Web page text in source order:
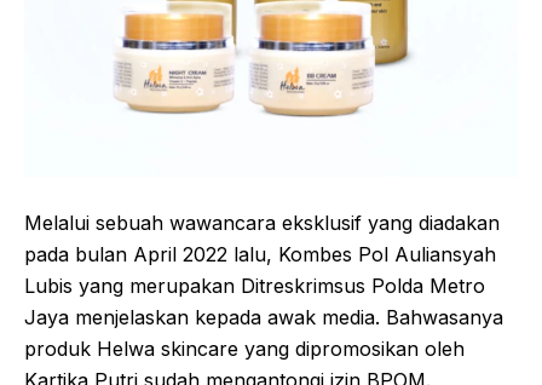
Melalui sebuah wawancara eksklusif yang diadakan
pada bulan April 2022 lalu, Kombes Pol Auliansyah
Lubis yang merupakan Ditreskrimsus Polda Metro
Jaya menjelaskan kepada awak media. Bahwasanya
produk Helwa skincare yang dipromosikan oleh
Kartika Putri sudah mengantongi izin BPOM.